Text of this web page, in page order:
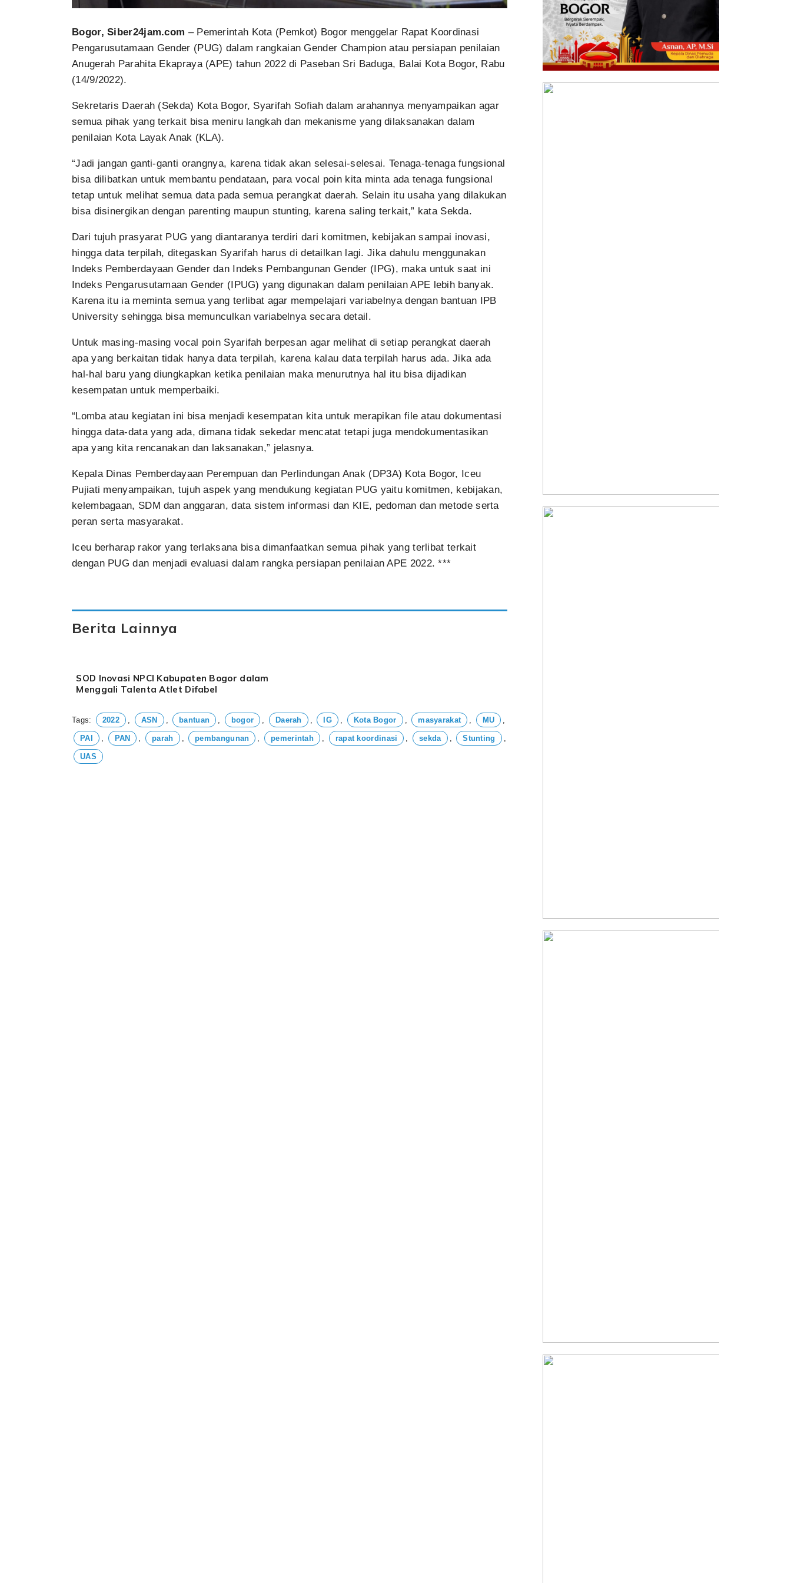
Bogor, Siber24jam.com – Pemerintah Kota (Pemkot) Bogor menggelar Rapat Koordinasi
Pengarusutamaan Gender (PUG) dalam rangkaian Gender Champion atau persiapan penilaian
Anugerah Parahita Ekapraya (APE) tahun 2022 di Paseban Sri Baduga, Balai Kota Bogor, Rabu
(14/9/2022).
Sekretaris Daerah (Sekda) Kota Bogor, Syarifah Sofiah dalam arahannya menyampaikan agar
semua pihak yang terkait bisa meniru langkah dan mekanisme yang dilaksanakan dalam
penilaian Kota Layak Anak (KLA).
“Jadi jangan ganti-ganti orangnya, karena tidak akan selesai-selesai. Tenaga-tenaga fungsional
bisa dilibatkan untuk membantu pendataan, para vocal poin kita minta ada tenaga fungsional
tetap untuk melihat semua data pada semua perangkat daerah. Selain itu usaha yang dilakukan
bisa disinergikan dengan parenting maupun stunting, karena saling terkait,” kata Sekda.
Dari tujuh prasyarat PUG yang diantaranya terdiri dari komitmen, kebijakan sampai inovasi,
hingga data terpilah, ditegaskan Syarifah harus di detailkan lagi. Jika dahulu menggunakan
Indeks Pemberdayaan Gender dan Indeks Pembangunan Gender (IPG), maka untuk saat ini
Indeks Pengarusutamaan Gender (IPUG) yang digunakan dalam penilaian APE lebih banyak.
Karena itu ia meminta semua yang terlibat agar mempelajari variabelnya dengan bantuan IPB
University sehingga bisa memunculkan variabelnya secara detail.
Untuk masing-masing vocal poin Syarifah berpesan agar melihat di setiap perangkat daerah
apa yang berkaitan tidak hanya data terpilah, karena kalau data terpilah harus ada. Jika ada
hal-hal baru yang diungkapkan ketika penilaian maka menurutnya hal itu bisa dijadikan
kesempatan untuk memperbaiki.
“Lomba atau kegiatan ini bisa menjadi kesempatan kita untuk merapikan file atau dokumentasi
hingga data-data yang ada, dimana tidak sekedar mencatat tetapi juga mendokumentasikan
apa yang kita rencanakan dan laksanakan,” jelasnya.
Kepala Dinas Pemberdayaan Perempuan dan Perlindungan Anak (DP3A) Kota Bogor, Iceu
Pujiati menyampaikan, tujuh aspek yang mendukung kegiatan PUG yaitu komitmen, kebijakan,
kelembagaan, SDM dan anggaran, data sistem informasi dan KIE, pedoman dan metode serta
peran serta masyarakat.
Iceu berharap rakor yang terlaksana bisa dimanfaatkan semua pihak yang terlibat terkait
dengan PUG dan menjadi evaluasi dalam rangka persiapan penilaian APE 2022. ***
Berita Lainnya
SOD Inovasi NPCI Kabupaten Bogor dalam
Menggali Talenta Atlet Difabel
Tags: 2022 , ASN , bantuan , bogor , Daerah , IG , Kota Bogor , masyarakat , MU ,
PAI , PAN , parah , pembangunan , pemerintah , rapat koordinasi , sekda , Stunting ,
UAS